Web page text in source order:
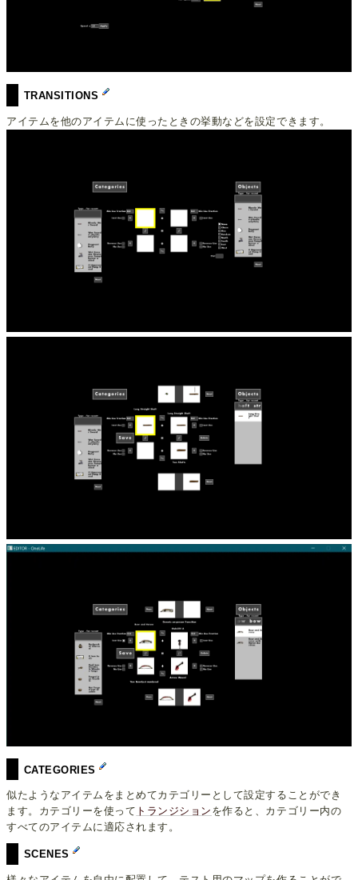
TRANSITIONS
アイテムを他のアイテムに使ったときの挙動などを設定できます。
CATEGORIES
似たようなアイテムをまとめてカテゴリーとして設定することができ
ます。カテゴリーを使って トランジション を作ると、カテゴリー内の
すべてのアイテムに適応されます。
SCENES